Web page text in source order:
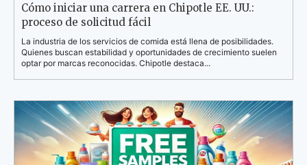
Cómo iniciar una carrera en Chipotle EE. UU.:
proceso de solicitud fácil
La industria de los servicios de comida está llena de posibilidades.
Quienes buscan estabilidad y oportunidades de crecimiento suelen
optar por marcas reconocidas. Chipotle destaca...